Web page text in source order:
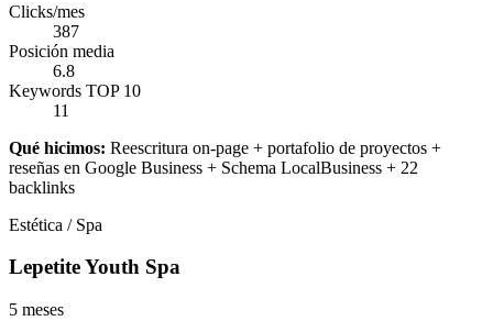
Clicks/mes
387
Posición media
6.8
Keywords TOP 10
11
Qué hicimos: Reescritura on-page + portafolio de proyectos +
reseñas en Google Business + Schema LocalBusiness + 22
backlinks
Estética / Spa
Lepetite Youth Spa
5 meses